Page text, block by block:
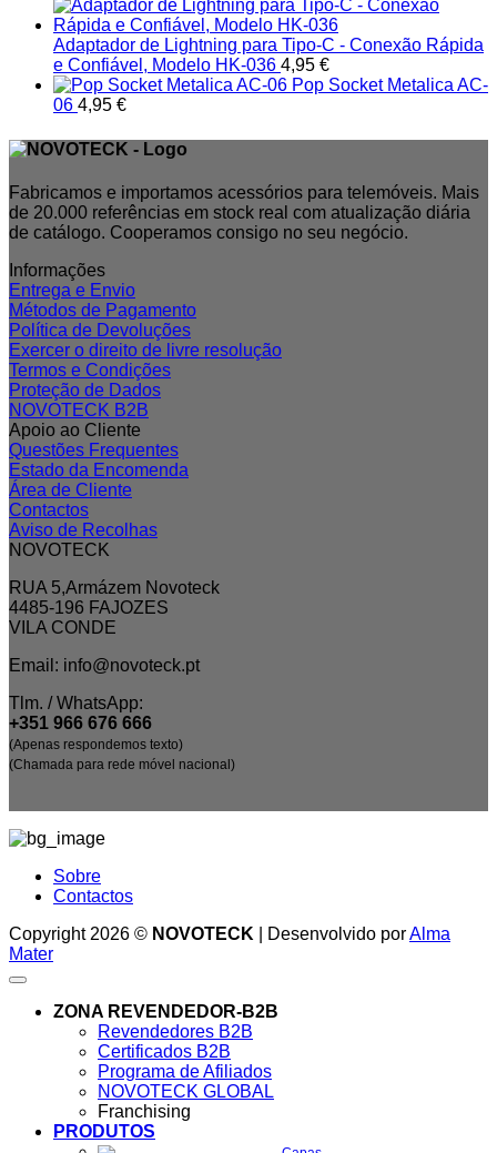
Adaptador de Lightning para Tipo-C - Conexão Rápida
e Confiável, Modelo HK-036 4,95 €
Pop Socket Metalica AC-
06 4,95 €
Fabricamos e importamos acessórios para telemóveis. Mais
de 20.000 referências em stock real com atualização diária
de catálogo. Cooperamos consigo no seu negócio.
Informações
Entrega e Envio
Métodos de Pagamento
Política de Devoluções
Exercer o direito de livre resolução
Termos e Condições
Proteção de Dados
NOVOTECK B2B
Apoio ao Cliente
Questões Frequentes
Estado da Encomenda
Área de Cliente
Contactos
Aviso de Recolhas
NOVOTECK
RUA 5,Armázem Novoteck
4485-196 FAJOZES
VILA CONDE
Email: info@novoteck.pt
Tlm. / WhatsApp:
+351 966 676 666
(Apenas respondemos texto)
(Chamada para rede móvel nacional)
Sobre
Contactos
Copyright 2026 © NOVOTECK | Desenvolvido porAlma
Mater
ZONA REVENDEDOR-B2B
Revendedores B2B
Certificados B2B
Programa de Afiliados
NOVOTECK GLOBAL
Franchising
PRODUTOS